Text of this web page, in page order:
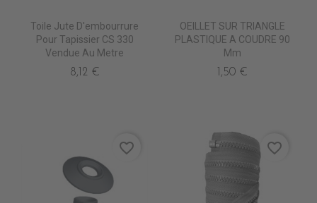
Toile Jute D'embourrure
Pour Tapissier CS 330
Vendue Au Metre
8,12 €
OEILLET SUR TRIANGLE
PLASTIQUE A COUDRE 90
Mm
1,50 €
favorite_border favorite_border